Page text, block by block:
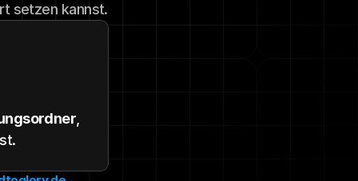
setzen kannst.